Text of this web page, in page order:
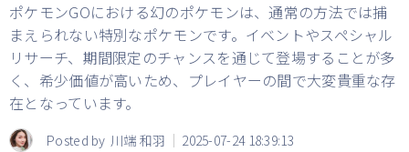
ポケモンGOにおける幻のポケモンは、通常の方法では捕
まえられない特別なポケモンです。イベントやスペシャル
リサーチ、期間限定のチャンスを通じて登場することが多
く、希少価値が高いため、プレイヤーの間で大変貴重な存
在となっています。
Posted by 川端 和羽 2025-07-24 18:39:13